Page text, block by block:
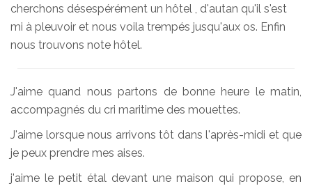
cherchons désespérément un hôtel , d'autan qu'il s'est
mi à pleuvoir et nous voila trempés jusqu'aux os. Enfin
nous trouvons note hôtel.
J'aime quand nous partons de bonne heure le matin,
accompagnés du cri maritime des mouettes.
J'aime lorsque nous arrivons tôt dans l'après-midi et que
je peux prendre mes aises.
j'aime le petit étal devant une maison qui propose, en